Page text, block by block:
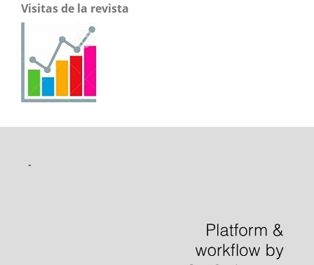
Visitas de la revista
-